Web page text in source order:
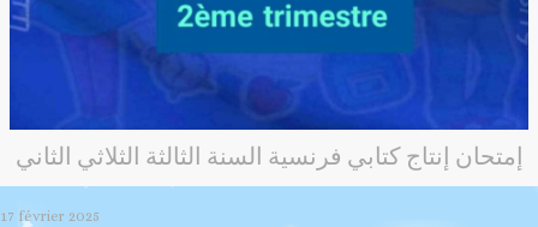
إمتحان إنتاج كتابي فرنسية السنة الثالثة الثلاثي الثاني
17 février 2025